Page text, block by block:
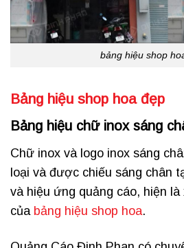
bảng hiệu shop
Bảng hiệu shop hoa đẹp
Bảng hiệu chữ inox sáng
Chữ inox và logo inox sáng
loại và được chiếu sáng chân
và hiệu ứng quảng cáo, hiện
của bảng hiệu shop hoa.